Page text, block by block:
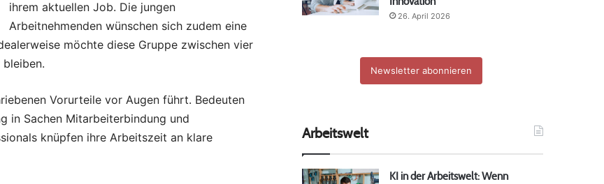
ihrem aktuellen Job. Die jungen
Arbeitnehmenden wünschen sich zudem eine
möchte diese Gruppe zwischen vier
Vorurteile vor Augen führt. Bedeuten
in Sachen Mitarbeiterbindung und
knüpfen ihre Arbeitszeit an klare
26. April 2026
Newsletter abonnieren
Arbeitswelt
KI in der Arbeitswelt: Wenn